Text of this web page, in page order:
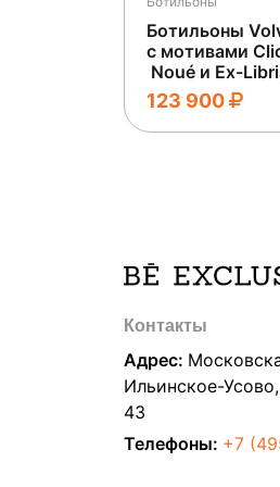
Ботильоны
с мотивами
Noué и Ex-
123 900
Контакты
Адрес:
Ильинское-
43
Телефоны: +7